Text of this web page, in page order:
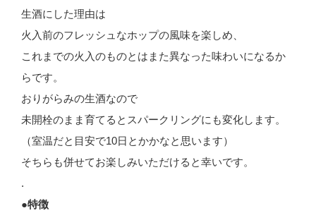
生酒にした理由は
火入前のフレッシュなホップの風味を楽しめ、
これまでの火入のものとはまた異なった味わいになるか
らです。
おりがらみの生酒なので
未開栓のまま育てるとスパークリングにも変化します。
（室温だと目安で10日とかかなと思います）
そちらも併せてお楽しみいただけると幸いです。
.
●特徴